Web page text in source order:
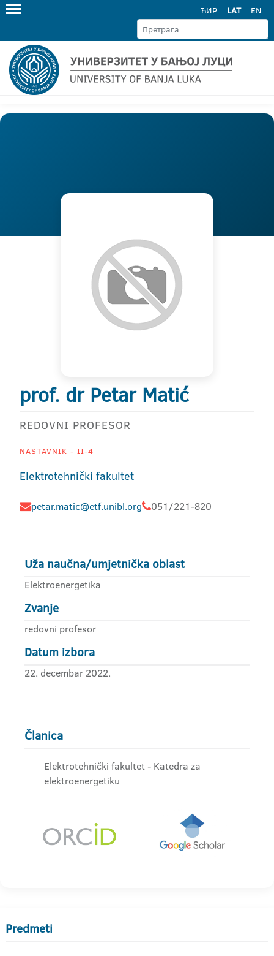
ЋИР LAT EN
prof. dr Petar Matić
REDOVNI PROFESOR
NASTAVNIK - II-4
Elektrotehnički fakultet
petar.matic@etf.unibl.org 051/221-820
Uža naučna/umjetnička oblast
Elektroenergetika
Zvanje
redovni profesor
Datum izbora
22. decembar 2022.
Članica
Elektrotehnički fakultet - Katedra za
elektroenergetiku
Predmeti